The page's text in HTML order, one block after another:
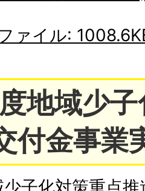
ァイル:
地域少
付金事業